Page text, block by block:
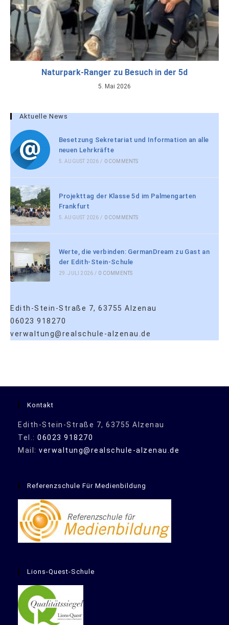
Naturpark-Ranger zu Besuch in der 5d
5. Mai 2026
Aktuelle News
Besetzung Sekretariat und Information an alle
neuen Lehrkräfte
5. AUGUST 2026 / 0 COMMENTS
Projekttag der Klasse 5d im Palmengarten
Frankfurt
5. AUGUST 2026 / 0 COMMENTS
Werte, die verbinden: GermanDream zu Gast an
der Edith-Stein-Schule
29. JULI 2026 / 0 COMMENTS
Edith-Stein-Straße 7, 63755 Alzenau
06023 918270
verwaltung@realschule-alzenau.de
Kontakt
Edith-Stein-Straße 7, 63755 Alzenau
Tel.: 06023 918270
Mail: verwaltung@realschule-alzenau.de
Referenzschule Für Medienbildung
Lions-Quest-Schule